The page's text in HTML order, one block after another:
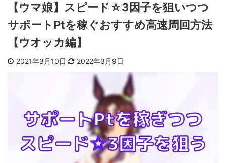
【ウマ娘】スピード☆3因子を狙いつつ
サポートPtを稼ぐおすすめ高速周回方法
【ウオッカ編】
2021年3月10日 2022年3月9日